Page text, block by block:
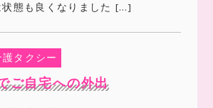
態も良くなりました […]
護タクシー
ご自宅への外出